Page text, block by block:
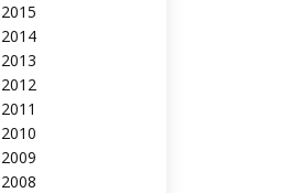
2015
2014
2013
2012
2011
2010
2009
2008